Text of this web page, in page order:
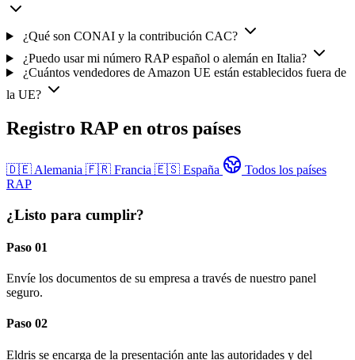
¿Qué son CONAI y la contribución CAC?
¿Puedo usar mi número RAP español o alemán en Italia?
¿Cuántos vendedores de Amazon UE están establecidos fuera de
la UE?
Registro RAP en otros países
🇩🇪 Alemania 🇫🇷 Francia 🇪🇸 España
Todos los países
RAP
¿Listo para cumplir?
Paso 01
Envíe los documentos de su empresa a través de nuestro panel
seguro.
Paso 02
Eldris se encarga de la presentación ante las autoridades y del